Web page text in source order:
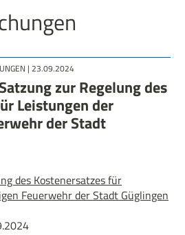
| 23.09.2024
zur Regelung des
Leistungen der
der Stadt
des Kostenersatzes für
Feuerwehr der Stadt Güglingen